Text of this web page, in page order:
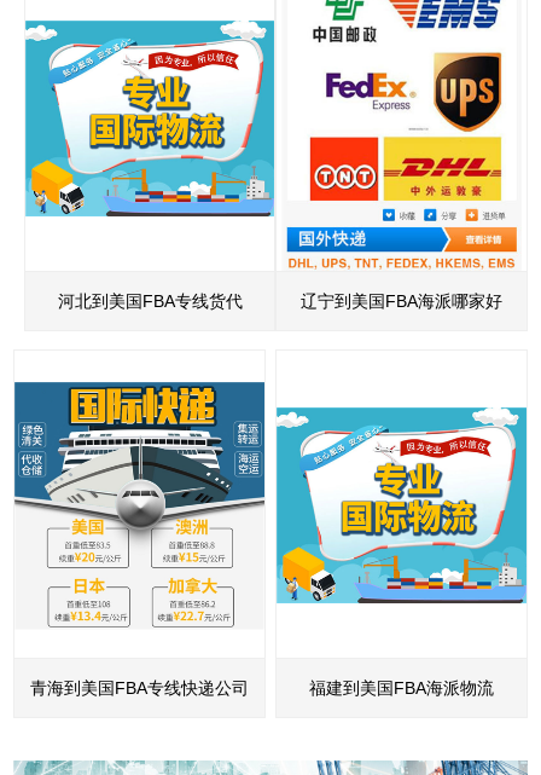
辽宁到美国FBA海派哪家好
河北到美国FBA专线货代
青海到美国FBA专线快递公司 福建到美国FBA海派物流